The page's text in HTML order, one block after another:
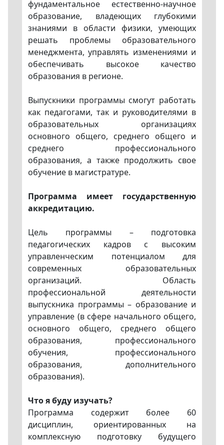
фундаментальное естественно-научное
образование, владеющих глубокими
знаниями в области физики, умеющих
решать проблемы образовательного
менеджмента, управлять изменениями и
обеспечивать высокое качество
образования в регионе.
Выпускники программы смогут работать
как педагогами, так и руководителями в
образовательных организациях
основного общего, среднего общего и
среднего профессионального
образования, а также продолжить свое
обучение в магистратуре.
Программа имеет государственную
аккредитацию.
Цель программы – подготовка
педагогических кадров с высоким
управленческим потенциалом для
современных образовательных
организаций. Область
профессиональной деятельности
выпускника программы – образование и
управление (в сфере начального общего,
основного общего, среднего общего
образования, профессионального
обучения, профессионального
образования, дополнительного
образования).
Что я буду изучать?
Программа содержит более 60
дисциплин, ориентированных на
комплексную подготовку будущего